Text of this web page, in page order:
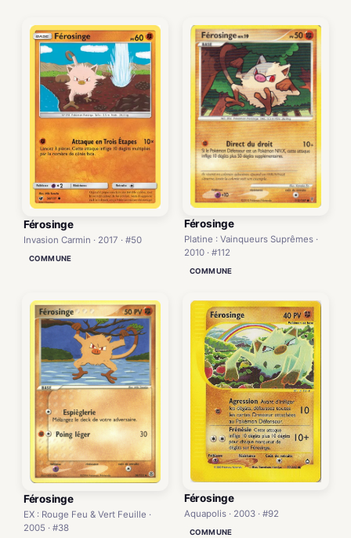
Férosinge
Invasion Carmin · 2017 · #50
COMMUNE
Férosinge
Platine : Vainqueurs Suprêmes ·
2010 · #112
COMMUNE
Férosinge
EX : Rouge Feu & Vert Feuille ·
2005 · #38
Férosinge
Aquapolis · 2003 · #92
COMMUNE